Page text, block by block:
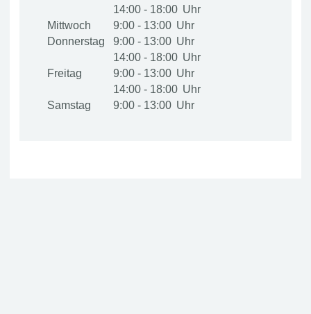
14:00 - 18:00
Mittwoch
9:00 - 13:00
Donnerstag
9:00 - 13:00
14:00 - 18:00
Freitag
9:00 - 13:00
14:00 - 18:00
Samstag
9:00 - 13:00